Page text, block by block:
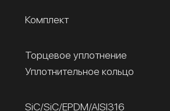
Комплект
Торцевое уплотнение
Уплотнительное кольцо
SiC/SiC/EPDM/AISI316